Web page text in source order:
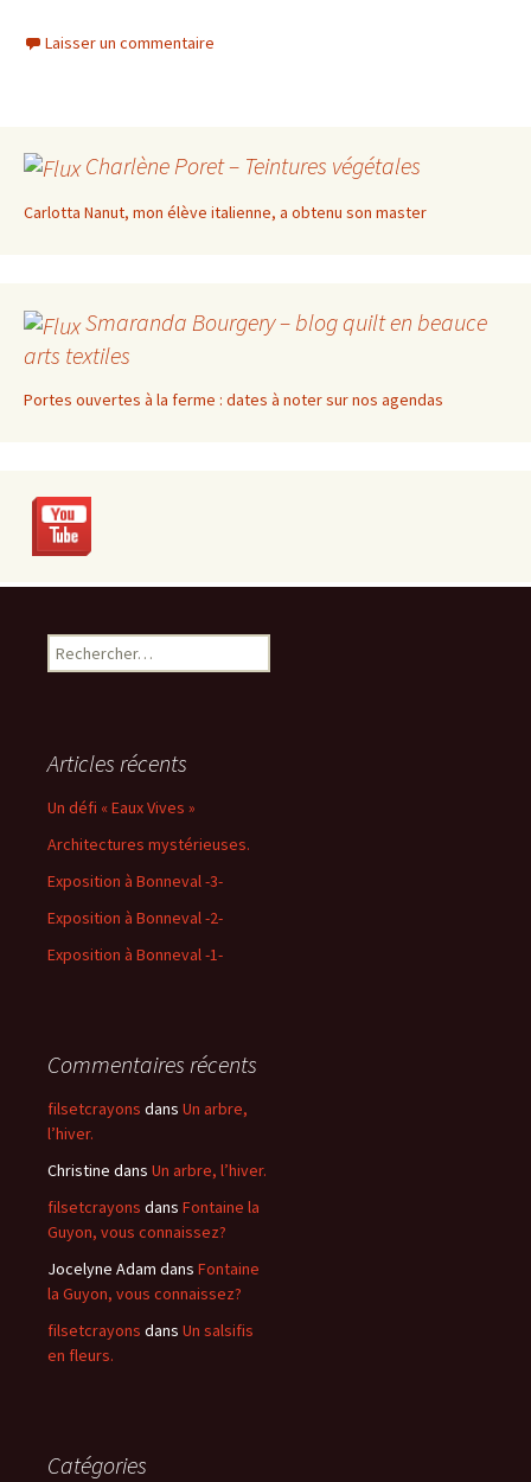
Laisser un commentaire
Charlène Poret – Teintures végétales
Carlotta Nanut, mon élève italienne, a obtenu son master
Smaranda Bourgery – blog quilt en beauce
arts textiles
Portes ouvertes à la ferme : dates à noter sur nos agendas
Rechercher :
Articles récents
Un défi « Eaux Vives »
Architectures mystérieuses.
Exposition à Bonneval -3-
Exposition à Bonneval -2-
Exposition à Bonneval -1-
Commentaires récents
filsetcrayons dans Un arbre,
l’hiver.
Christine dans Un arbre, l’hiver.
filsetcrayons dans Fontaine la
Guyon, vous connaissez?
Jocelyne Adam dans Fontaine
la Guyon, vous connaissez?
filsetcrayons dans Un salsifis
en fleurs.
Catégories